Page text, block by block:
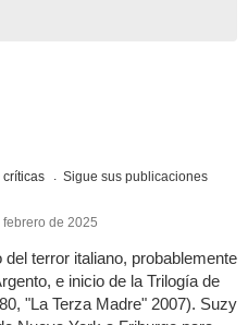
críticas Sigue sus publicaciones
de 2025
terror italiano, probablemente
e inicio de la Trilogía de
"La Terza Madre" 2007). Suzy